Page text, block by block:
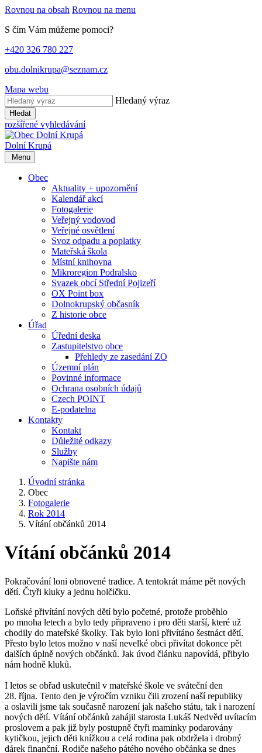
Rovnou na obsah Rovnou na menu
S čím Vám můžeme pomoci?
+420 326 780 227
obu.dolnikrupa@seznam.cz
Mapa webu
Hledaný výraz
Hledat
rozšířené vyhledávání
Dolní Krupá
Menu
Obec
Aktuality + upozornění
Kalendář akcí
Fotogalerie
Veřejný vodovod
Veřejné osvětlení
Svoz odpadu a poplatky
Mateřská škola
Místní knihovna
Mikroregion Podralsko
Svazek obcí Střední Pojizeří
OX Point box
Dolnokrupský občasník
Z historie obce
Úřad
Úřední deska
Zastupitelstvo obce
Přehledy ze zasedání ZO
Územní plán
Povinné informace
Ochrana osobních údajů
Czech POINT
E-podatelna
Kontakty
Kontakt
Důležité odkazy
Služby
Napište nám
Úvodní stránka
Obec
Fotogalerie
Rok 2014
Vítání občánků 2014
Vítání občánků 2014
Pokračování loni obnovené tradice. A tentokrát máme pět nových
dětí. Čtyři kluky a jednu holčičku.
Loňské přivítání nových dětí bylo početné, protože proběhlo
po mnoha letech a bylo tedy připraveno i pro děti starší, které už
chodily do mateřské školky. Tak bylo loni přivítáno šestnáct dětí.
Přesto bylo letos možno v naší nevelké obci přivítat dokonce pět
dalších úplně nových občánků. Jak úvod článku napovídá, přibylo
nám hodně kluků.
I letos se obřad uskutečnil v mateřské škole ve sváteční den
28. října. Tento den je výročím vzniku čili zrození naší republiky
a oslavili jsme tak současně narození jak našeho státu, tak i narození
nových dětí. Vítání občánků zahájil starosta Lukáš Nedvěd uvítacím
proslovem a pak již byly postupně čtyři maminky podarovány
kytičkou, jejich děti knížkou a celá rodina pak obdržela i drobný
dárek finanční. Rodiče našeho pátého nového občánka se dnes